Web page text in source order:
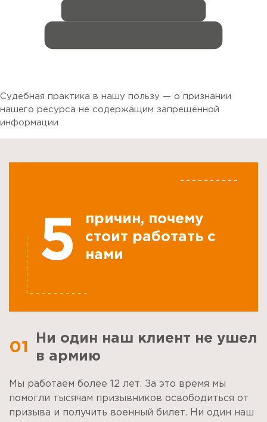
Судебная практика в нашу пользу — о признании
нашего ресурса не содержащим запрещённой
информации
5
причин, почему
стоит работать с
нами
01
Ни один наш клиент не ушел
в армию
Мы работаем более 12 лет. За это время мы
помогли тысячам призывников освободиться от
призыва и получить военный билет. Ни один наш